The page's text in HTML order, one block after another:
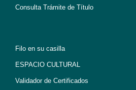
Consulta Trámite de Título
Filo en su casilla
ESPACIO CULTURAL
Validador de Certificados